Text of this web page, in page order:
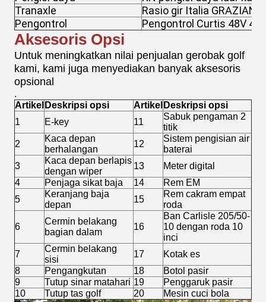
Tranaxle
Rasio gir Italia GRAZIANO
Pengontrol
Pengontrol Curtis 48V
Aksesoris Opsi
Untuk meningkatkan nilai penjualan gerobak golf
kami, kami juga menyediakan banyak aksesoris
opsional
.
Artikel Deskripsi opsi Artikel Deskripsi opsi
1
E-key 11
Sabuk pengaman 2
titik
2
Kaca depan
berhalangan
12
Sistem pengisian air
baterai
3
Kaca depan berlapis
dengan wiper
13
Meter digital
4
Penjaga sikat baja 14
Rem EM
5
Keranjang baja
depan
15
Rem cakram empat
roda
6
Cermin belakang
bagian dalam
16
Ban Carlisle 205/50-
10 dengan roda 10
inci
7
Cermin belakang
sisi
17
Kotak es
8
Pengangkutan 18
Botol pasir
9
Tutup sinar matahari 19
Penggaruk pasir
10
Tutup tas golf 20 Mesin cuci bola